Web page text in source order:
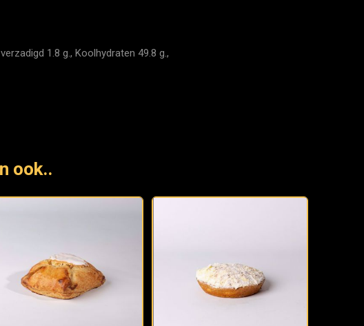
1.8 g., Koolhydraten 49.8 g.,
ook..